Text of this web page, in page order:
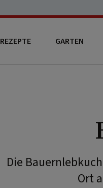
REZEPTE GARTEN
Die
Ort